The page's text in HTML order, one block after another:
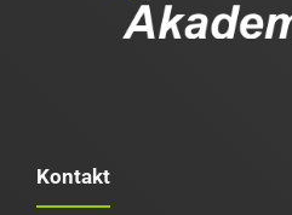
Kontakt